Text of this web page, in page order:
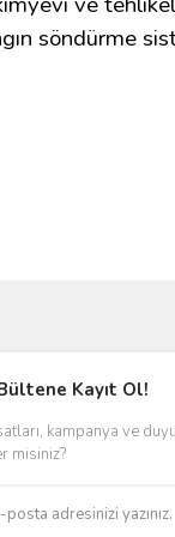
söndürme
Kayıt Ol!
kampanya ve
misiniz?